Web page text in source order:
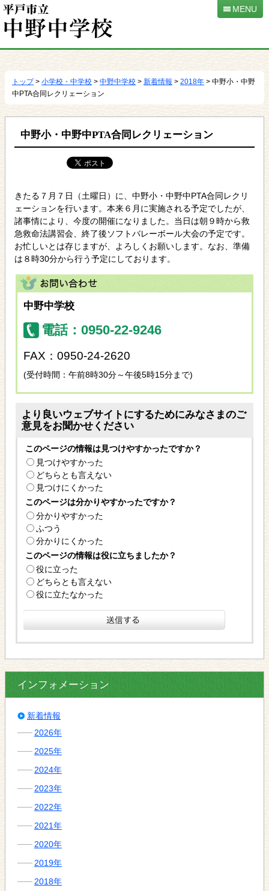
動
MENU
トップ> 小学校・中学校 > 中野中学校 > 新着情報 > 2018年 > 中野小・中野
中PTA合同レクリェーション
中野小・中野中PTA合同レクリェーション
きたる７月７日（土曜日）に、中野小・中野中PTA合同レクリ
ェーションを行います。本来６月に実施される予定でしたが、
諸事情により、今度の開催になりました。当日は朝９時から救
急救命法講習会、終了後ソフトバレーボール大会の予定です。
お忙しいとは存じますが、よろしくお願いします。なお、準備
は８時30分から行う予定にしております。
中野中学校
電話：0950-22-9246
FAX：0950-24-2620
(受付時間：午前8時30分～午後5時15分まで)
より良いウェブサイトにするためにみなさまのご
意見をお聞かせください
このページの情報は見つけやすかったですか？
見つけやすかった
どちらとも言えない
見つけにくかった
このページは分かりやすかったですか？
分かりやすかった
ふつう
分かりにくかった
このページの情報は役に立ちましたか？
役に立った
どちらとも言えない
役に立たなかった
インフォメーション
新着情報
2026年
2025年
2024年
2023年
2022年
2021年
2020年
2019年
2018年